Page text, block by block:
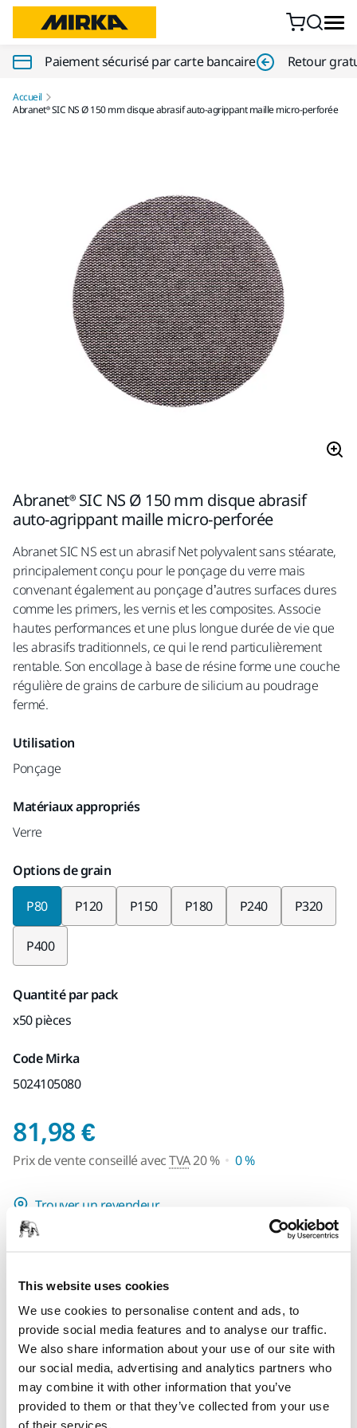
This website uses cookies
We use cookies to personalise content and ads, to
provide social media features and to analyse our traffic.
We also share information about your use of our site with
our social media, advertising and analytics partners who
may combine it with other information that you’ve
provided to them or that they’ve collected from your use
of their services.
Paiement sécurisé par carte bancaire Retour
Accueil
Abranet® SIC NS Ø 150 mm disque abrasif auto-agrippant maille micro-perforée
Abranet® SIC NS Ø 150 mm disque abrasif
auto-agrippant maille micro-perforée
Abranet SIC NS est un abrasif Net polyvalent sans stéarate,
principalement conçu pour le ponçage du verre mais
convenant également au ponçage d’autres surfaces dures
comme les primers, les vernis et les composites. Associe
hautes performances et une plus longue durée de vie que
les abrasifs traditionnels, ce qui le rend particulièrement
rentable. Son encollage à base de résine forme une couche
régulière de grains de carbure de silicium au poudrage
fermé.
Utilisation
Ponçage
Matériaux appropriés
Verre
Options de grain
P80 P120 P150 P180 P240 P320
P400
Quantité par pack
x50 pièces
Code Mirka
5024105080
81,98 €Prix de vente
Prix de vente conseillé avecTVA20 % 0 %
Trouver un revendeur
Informations produit
Détails techniques
Téléchargements
Abranet SIC NS est un abrasif Net polyvalent sans stéarate,
principalement conçu pour le ponçage du verre mais